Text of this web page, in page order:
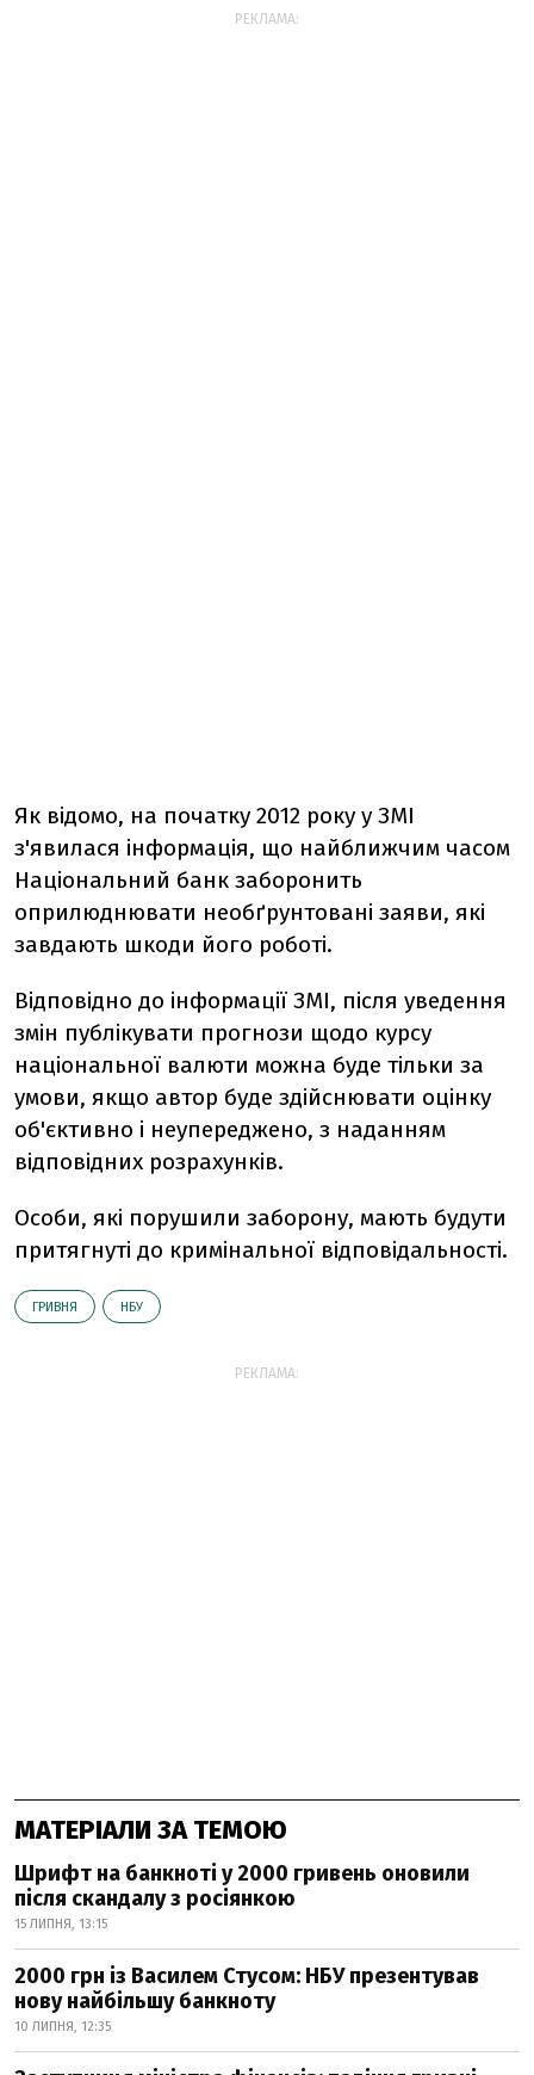
РЕКЛАМА:
Як відомо, на початку 2012 року у ЗМІ
з'явилася інформація, що найближчим часом
Національний банк заборонить
оприлюднювати необґрунтовані заяви, які
завдають шкоди його роботі.
Відповідно до інформації ЗМІ, після уведення
змін публікувати прогнози щодо курсу
національної валюти можна буде тільки за
умови, якщо автор буде здійснювати оцінку
об'єктивно і неупереджено, з наданням
відповідних розрахунків.
Особи, які порушили заборону, мають будути
притягнуті до кримінальної відповідальності.
ГРИВНЯ НБУ
РЕКЛАМА:
МАТЕРІАЛИ ЗА ТЕМОЮ
Шрифт на банкноті у 2000 гривень оновили
після скандалу з росіянкою
15 ЛИПНЯ, 13:15
2000 грн із Василем Стусом: НБУ презентував
нову найбільшу банкноту
10 ЛИПНЯ, 12:35